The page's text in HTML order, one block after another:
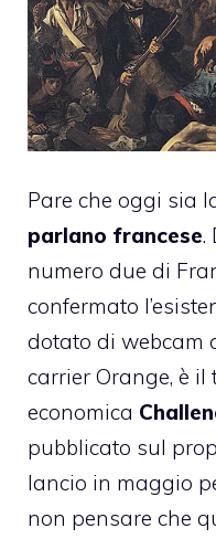
Pare che oggi sia
parlano francese.
numero due di
confermato
dotato di webcam
carrier Orange, è
economica
pubblicato sul
lancio in maggio
non pensare che